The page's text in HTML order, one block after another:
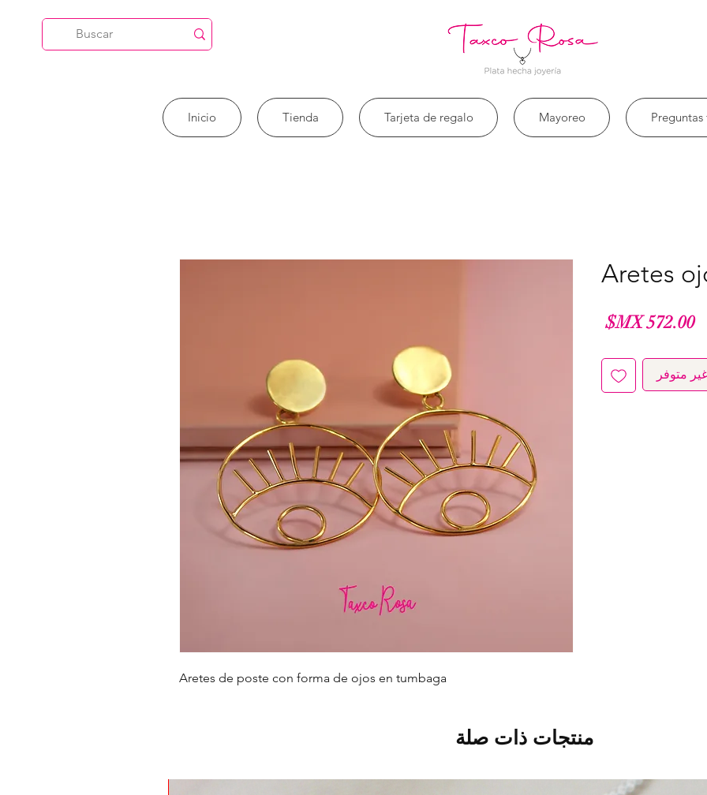
Inicio Tienda Tarjeta de regalo Mayoreo Preguntas
Aretes de poste con forma de ojos en tumbaga
Aretes
السعر
غير متوفر
منتجات ذات صلة